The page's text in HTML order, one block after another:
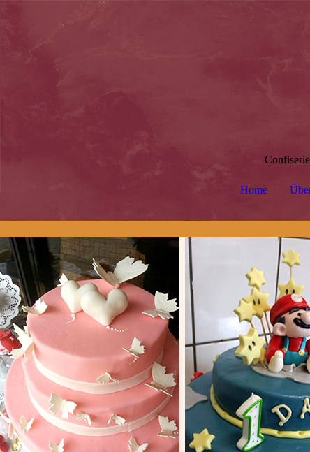
Home